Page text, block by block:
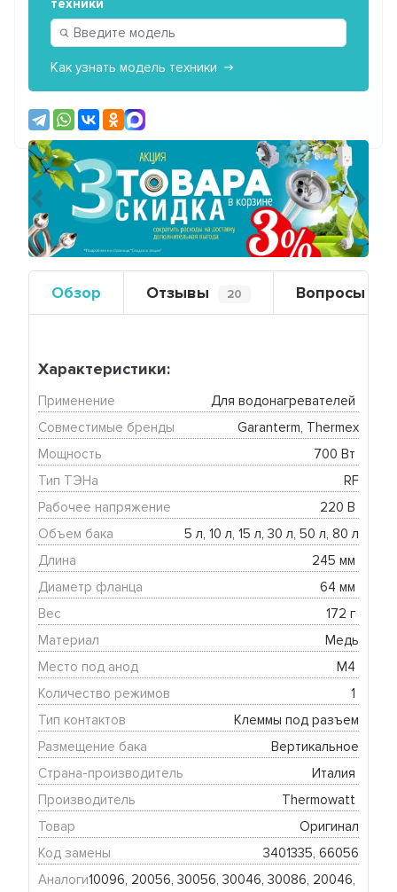
техники
Как узнать модель техники
Предыдущий
Обзор Отзывы 20 Вопросы
Характеристики:
Применение
Для водонагревателей
Совместимые бренды
Garanterm, Thermex
Мощность
700 Вт
Тип ТЭНа
RF
Рабочее напряжение
220 В
Объем бака
5 л, 10 л, 15 л, 30 л, 50 л, 80 л
Длина
245 мм
Диаметр фланца
64 мм
Вес
172 г
Материал
Медь
Место под анод
М4
Количество режимов
1
Тип контактов
Клеммы под разъем
Размещение бака
Вертикальное
Страна-производитель
Италия
Производитель
Thermowatt
Товар
Оригинал
Код замены
3401335, 66056
Аналоги10096, 20056, 30056, 30046, 30086, 20046,